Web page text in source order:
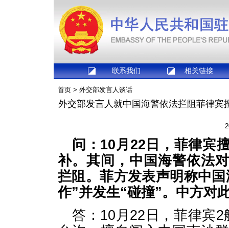
联系我们 相关链接
首页 > 外交部发言人谈话
外交部发言人就中国海警依法拦阻菲律宾
问：10月22日，菲律宾
补。其间，中国海警依法
拦阻。菲方发表声明称中
作”并发生“碰撞”。中方对
答：10月22日，菲律宾